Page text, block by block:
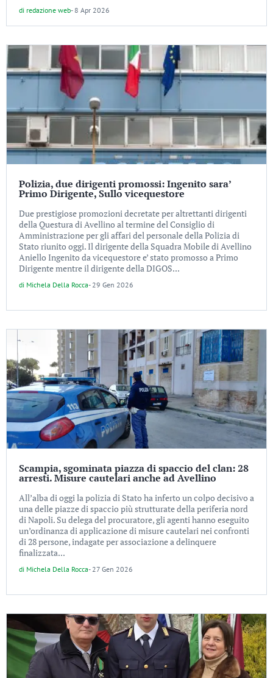
di redazione web- 8 Apr 2026
Polizia, due dirigenti promossi: Ingenito sara’
Primo Dirigente, Sullo vicequestore
Due prestigiose promozioni decretate per altrettanti dirigenti
della Questura di Avellino al termine del Consiglio di
Amministrazione per gli affari del personale della Polizia di
Stato riunito oggi. Il dirigente della Squadra Mobile di Avellino
Aniello Ingenito da vicequestore e’ stato promosso a Primo
Dirigente mentre il dirigente della DIGOS...
di Michela Della Rocca- 29 Gen 2026
Scampia, sgominata piazza di spaccio del clan: 28
arresti. Misure cautelari anche ad Avellino
All’alba di oggi la polizia di Stato ha inferto un colpo decisivo a
una delle piazze di spaccio più strutturate della periferia nord
di Napoli. Su delega del procuratore, gli agenti hanno eseguito
un’ordinanza di applicazione di misure cautelari nei confronti
di 28 persone, indagate per associazione a delinquere
finalizzata...
di Michela Della Rocca- 27 Gen 2026